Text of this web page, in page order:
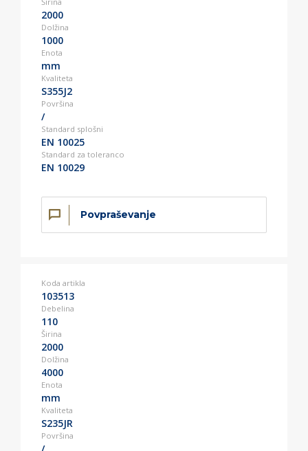
2000
Dolžina
1000
Enota
mm
Kvaliteta
S355J2
Površina
/
Standard splošni
EN 10025
Standard za toleranco
EN 10029
Povpraševanje
Koda artikla
103513
Debelina
110
Širina
2000
Dolžina
4000
Enota
mm
Kvaliteta
S235JR
Površina